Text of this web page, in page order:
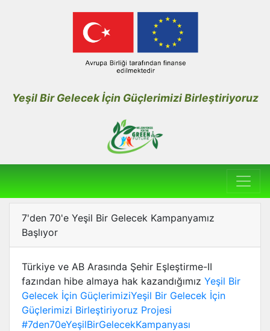
Yeşil Bir Gelecek İçin Güçlerimizi Birleştiriyoruz
7'den 70'e Yeşil Bir Gelecek Kampanyamız
Başlıyor
Türkiye ve AB Arasında Şehir Eşleştirme-II
fazından hibe almaya hak kazandığımız Yeşil Bir
Gelecek İçin GüçlerimiziYeşil Bir Gelecek İçin
Güçlerimizi Birleştiriyoruz Projesi
#7den70eYeşilBirGelecekKampanyası